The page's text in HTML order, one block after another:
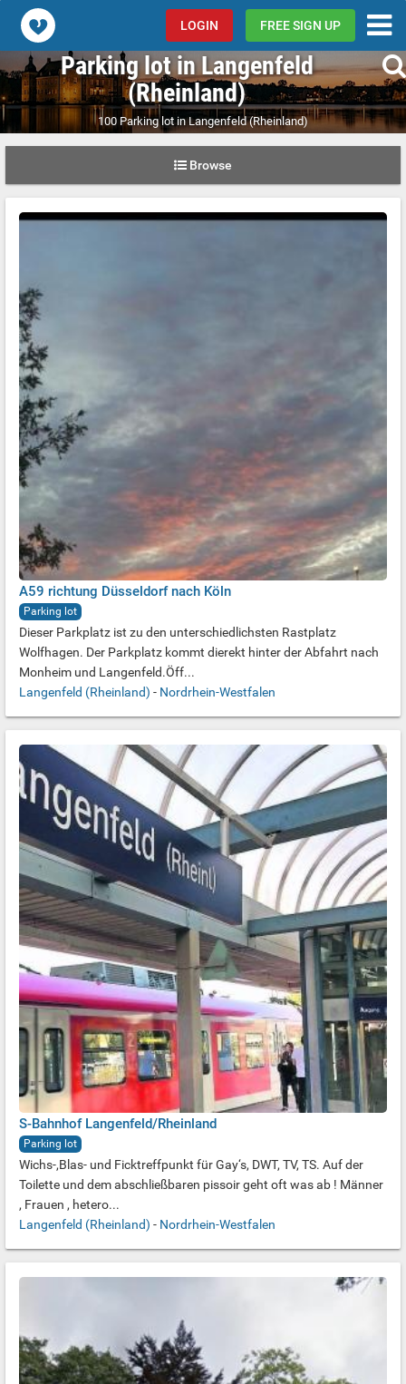
Popcorn.dating LOGIN FREE SIGN UP
Parking lot in Langenfeld
(Rheinland)
100 Parking lot in Langenfeld (Rheinland)
Browse
A59 richtung Düsseldorf nach Köln
Parking lot
Dieser Parkplatz ist zu den unterschiedlichsten Rastplatz
Wolfhagen. Der Parkplatz kommt dierekt hinter der Abfahrt nach
Monheim und Langenfeld.Öff...
Langenfeld (Rheinland) - Nordrhein-Westfalen
S-Bahnhof Langenfeld/Rheinland
Parking lot
Wichs-,Blas- und Ficktreffpunkt für Gay‘s, DWT, TV, TS. Auf der
Toilette und dem abschließbaren pissoir geht oft was ab ! Männer
, Frauen , hetero...
Langenfeld (Rheinland) - Nordrhein-Westfalen